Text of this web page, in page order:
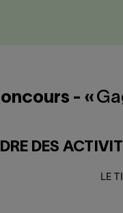
- «
DES
LE